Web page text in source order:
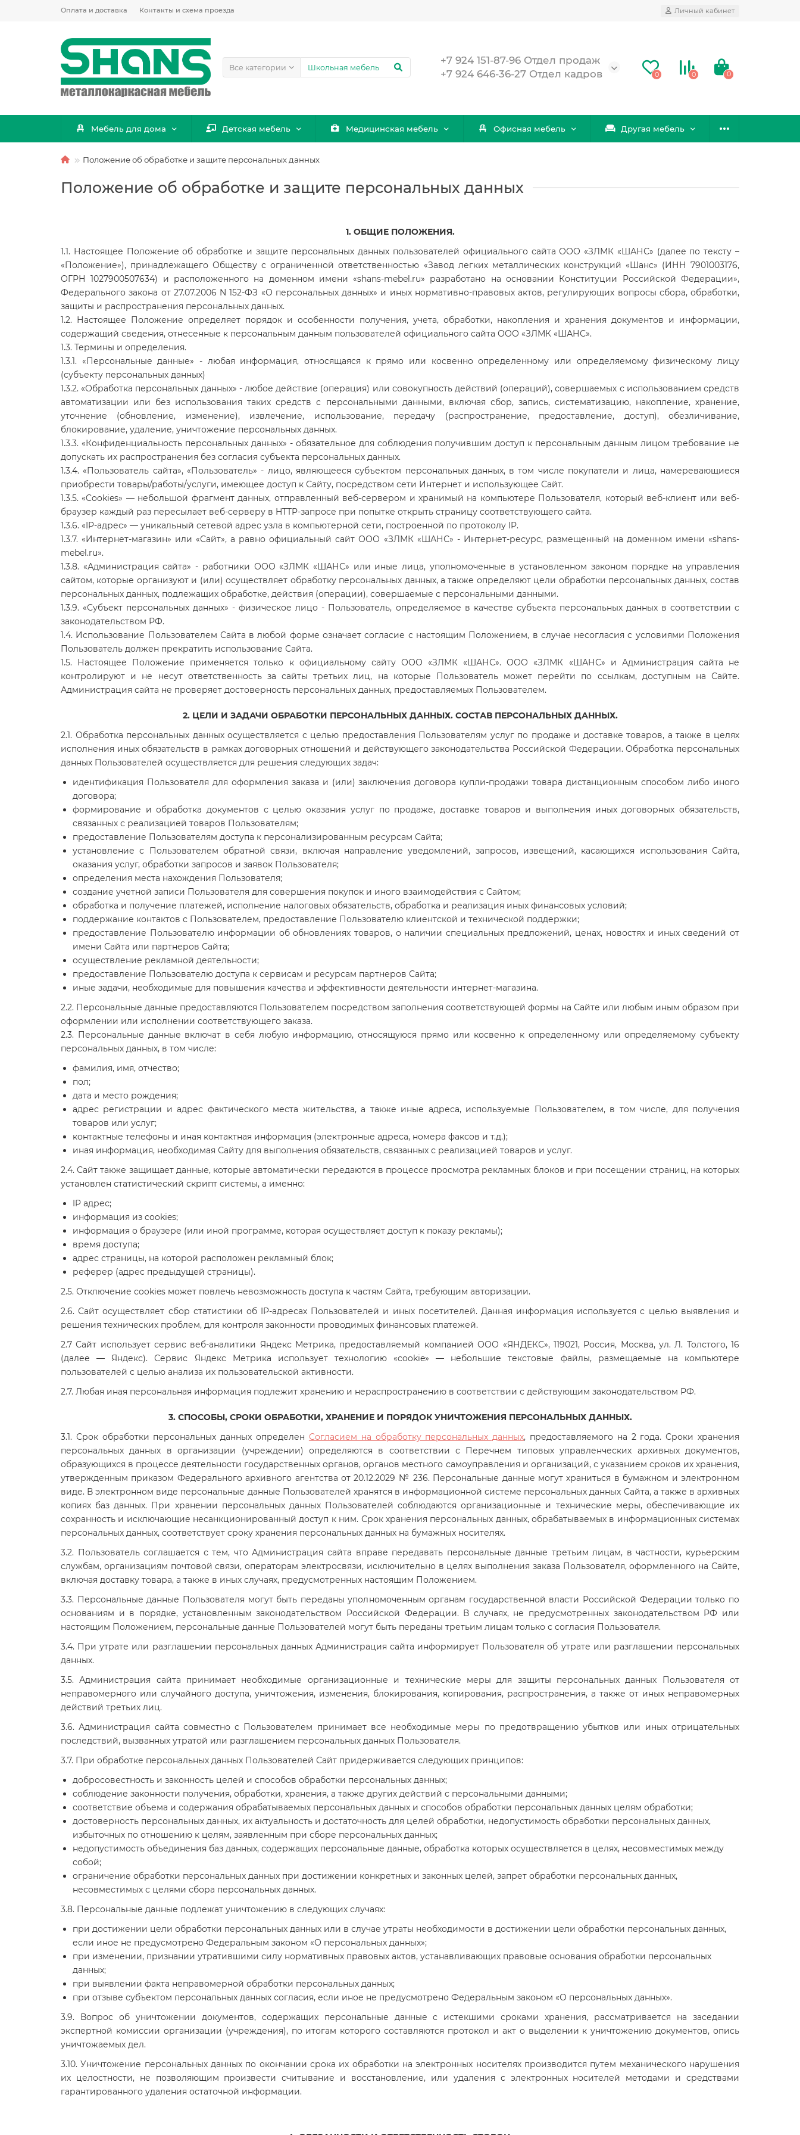
Оплата и доставка Контакты и схема проезда Личный кабинет
Все категории
+7 924 151-87-96 Отдел продаж
+7 924 646-36-27 Отдел кадров
0 0 0
Мебель для дома Детская мебель Медицинская мебель Офисная мебель Другая мебель
Положение об обработке и защите персональных данных
Положение об обработке и защите персональных данных
1. ОБЩИЕ ПОЛОЖЕНИЯ.
1.1. Настоящее Положение об обработке и защите персональных данных пользователей официального сайта ООО «ЗЛМК «ШАНС» (далее по тексту –
«Положение»), принадлежащего Обществу с ограниченной ответственностью «Завод легких металлических конструкций «Шанс» (ИНН 7901003176,
ОГРН 1027900507634) и расположенного на доменном имени «shans-mebel.ru» разработано на основании Конституции Российской Федерации»,
Федерального закона от 27.07.2006 N 152-ФЗ «О персональных данных» и иных нормативно-правовых актов, регулирующих вопросы сбора, обработки,
защиты и распространения персональных данных.
1.2. Настоящее Положение определяет порядок и особенности получения, учета, обработки, накопления и хранения документов и информации,
содержащий сведения, отнесенные к персональным данным пользователей официального сайта ООО «ЗЛМК «ШАНС».
1.3. Термины и определения.
1.3.1. «Персональные данные» - любая информация, относящаяся к прямо или косвенно определенному или определяемому физическому лицу
(субъекту персональных данных)
1.3.2. «Обработка персональных данных» - любое действие (операция) или совокупность действий (операций), совершаемых с использованием средств
автоматизации или без использования таких средств с персональными данными, включая сбор, запись, систематизацию, накопление, хранение,
уточнение (обновление, изменение), извлечение, использование, передачу (распространение, предоставление, доступ), обезличивание,
блокирование, удаление, уничтожение персональных данных.
1.3.3. «Конфиденциальность персональных данных» - обязательное для соблюдения получившим доступ к персональным данным лицом требование не
допускать их распространения без согласия субъекта персональных данных.
1.3.4. «Пользователь сайта», «Пользователь» - лицо, являющееся субъектом персональных данных, в том числе покупатели и лица, намеревающиеся
приобрести товары/работы/услуги, имеющее доступ к Сайту, посредством сети Интернет и использующее Сайт.
1.3.5. «Cookies» — небольшой фрагмент данных, отправленный веб-сервером и хранимый на компьютере Пользователя, который веб-клиент или веб-
браузер каждый раз пересылает веб-серверу в HTTP-запросе при попытке открыть страницу соответствующего сайта.
1.3.6. «IP-адрес» — уникальный сетевой адрес узла в компьютерной сети, построенной по протоколу IP.
1.3.7. «Интернет-магазин» или «Сайт», а равноофициальный сайт ООО «ЗЛМК «ШАНС» - Интернет-ресурс, размещенный на доменном имени «shans-
mebel.ru».
1.3.8. «Администрация сайта» - работники ООО «ЗЛМК «ШАНС» или иные лица, уполномоченные в установленном законом порядке на управления
сайтом, которые организуют и (или) осуществляет обработку персональных данных, а также определяют цели обработки персональных данных, состав
персональных данных, подлежащих обработке, действия (операции), совершаемые с персональными данными.
1.3.9. «Субъект персональных данных» - физическое лицо - Пользователь, определяемое в качестве субъекта персональных данных в соответствии с
законодательством РФ.
1.4. Использование Пользователем Сайта в любой форме означает согласие с настоящим Положением, в случае несогласия с условиями Положения
Пользователь должен прекратить использование Сайта.
1.5. Настоящее Положение применяется только к официальному сайту ООО «ЗЛМК «ШАНС». ООО «ЗЛМК «ШАНС» и Администрация сайта не
контролируют и не несут ответственность за сайты третьих лиц, на которые Пользователь может перейти по ссылкам, доступным на Сайте.
Администрация сайта не проверяет достоверность персональных данных, предоставляемых Пользователем.
2. ЦЕЛИ И ЗАДАЧИ ОБРАБОТКИ ПЕРСОНАЛЬНЫХ ДАННЫХ. СОСТАВ ПЕРСОНАЛЬНЫХ ДАННЫХ.
2.1. Обработка персональных данных осуществляется с целью предоставления Пользователям услуг по продаже и доставке товаров, а также в целях
исполнения иных обязательств в рамках договорных отношений и действующего законодательства Российской Федерации. Обработка персональных
данных Пользователей осуществляется для решения следующих задач:
идентификация Пользователя для оформления заказа и (или) заключения договора купли-продажи товара дистанционным способом либо иного
договора;
формирование и обработка документов с целью оказания услуг по продаже, доставке товаров и выполнения иных договорных обязательств,
связанных с реализацией товаров Пользователям;
предоставление Пользователям доступа к персонализированным ресурсам Сайта;
установление с Пользователем обратной связи, включая направление уведомлений, запросов, извещений, касающихся использования Сайта,
оказания услуг, обработки запросов и заявок Пользователя;
определения места нахождения Пользователя;
создание учетной записи Пользователя для совершения покупок и иного взаимодействия с Сайтом;
обработка и получение платежей, исполнение налоговых обязательств, обработка и реализация иных финансовых условий;
поддержание контактов с Пользователем, предоставление Пользователю клиентской и технической поддержки;
предоставление Пользователю информации об обновлениях товаров, о наличии специальных предложений, ценах, новостях и иных сведений от
имени Сайта или партнеров Сайта;
осуществление рекламной деятельности;
предоставление Пользователю доступа к сервисам и ресурсам партнеров Сайта;
иные задачи, необходимые для повышения качества и эффективности деятельности интернет-магазина.
2.2. Персональные данные предоставляются Пользователем посредством заполнения соответствующей формы на Сайте или любым иным образом при
оформлении или исполнении соответствующего заказа.
2.3. Персональные данные включат в себя любую информацию, относящуюся прямо или косвенно к определенному или определяемому субъекту
персональных данных, в том числе:
фамилия, имя, отчество;
пол;
дата и место рождения;
адрес регистрации и адрес фактического места жительства, а также иные адреса, используемые Пользователем, в том числе, для получения
товаров или услуг;
контактные телефоны и иная контактная информация (электронные адреса, номера факсов и т.д.);
иная информация, необходимая Сайту для выполнения обязательств, связанных с реализацией товаров и услуг.
2.4. Сайт также защищает данные, которые автоматически передаются в процессе просмотра рекламных блоков и при посещении страниц, на которых
установлен статистический скрипт системы, а именно:
IP адрес;
информация из cookies;
информация о браузере (или иной программе, которая осуществляет доступ к показу рекламы);
время доступа;
адрес страницы, на которой расположен рекламный блок;
реферер (адрес предыдущей страницы).
2.5. Отключение cookies может повлечь невозможность доступа к частям Сайта, требующим авторизации.
2.6. Сайт осуществляет сбор статистики об IP-адресах Пользователей и иных посетителей. Данная информация используется с целью выявления и
решения технических проблем, для контроля законности проводимых финансовых платежей.
2.7 Сайт использует сервис веб-аналитики Яндекс Метрика, предоставляемый компанией ООО «ЯНДЕКС», 119021, Россия, Москва, ул. Л. Толстого, 16
(далее — Яндекс). Сервис Яндекс Метрика использует технологию «cookie» — небольшие текстовые файлы, размещаемые на компьютере
пользователей с целью анализа их пользовательской активности.
2.7. Любая иная персональная информация подлежит хранению и нераспространению в соответствии с действующим законодательством РФ.
3. СПОСОБЫ, СРОКИ ОБРАБОТКИ, ХРАНЕНИЕ И ПОРЯДОК УНИЧТОЖЕНИЯ ПЕРСОНАЛЬНЫХ ДАННЫХ.
3.1. Срок обработки персональных данных определен Согласием на обработку персональных данных, предоставляемого на 2 года. Сроки хранения
персональных данных в организации (учреждении) определяются в соответствии с Перечнем типовых управленческих архивных документов,
образующихся в процессе деятельности государственных органов, органов местного самоуправления и организаций, с указанием сроков их хранения,
утвержденным приказом Федерального архивного агентства от 20.12.2029 № 236. Персональные данные могут храниться в бумажном и электронном
виде. В электронном виде персональные данные Пользователей хранятся в информационной системе персональных данных Сайта, а также в архивных
копиях баз данных. При хранении персональных данных Пользователей соблюдаются организационные и технические меры, обеспечивающие их
сохранность и исключающие несанкционированный доступ к ним. Срок хранения персональных данных, обрабатываемых в информационных системах
персональных данных, соответствует сроку хранения персональных данных на бумажных носителях.
3.2. Пользователь соглашается с тем, что Администрация сайта вправе передавать персональные данные третьим лицам, в частности, курьерским
службам, организациям почтовой связи, операторам электросвязи, исключительно в целях выполнения заказа Пользователя, оформленного на Сайте,
включая доставку товара, а также в иных случаях, предусмотренных настоящим Положением.
3.3. Персональные данные Пользователя могут быть переданы уполномоченным органам государственной власти Российской Федерации только по
основаниям и в порядке, установленным законодательством Российской Федерации. В случаях, не предусмотренных законодательством РФ или
настоящим Положением, персональные данные Пользователей могут быть переданы третьим лицам только с согласия Пользователя.
3.4. При утрате или разглашении персональных данных Администрация сайта информирует Пользователя об утрате или разглашении персональных
данных.
3.5. Администрация сайта принимает необходимые организационные и технические меры для защиты персональных данных Пользователя от
неправомерного или случайного доступа, уничтожения, изменения, блокирования, копирования, распространения, а также от иных неправомерных
действий третьих лиц.
3.6. Администрация сайта совместно с Пользователем принимает все необходимые меры по предотвращению убытков или иных отрицательных
последствий, вызванных утратой или разглашением персональных данных Пользователя.
3.7. При обработке персональных данных Пользователей Сайт придерживается следующих принципов:
добросовестность и законность целей и способов обработки персональных данных;
соблюдение законности получения, обработки, хранения, а также других действий с персональными данными;
соответствие объема и содержания обрабатываемых персональных данных и способов обработки персональных данных целям обработки;
достоверность персональных данных, их актуальность и достаточность для целей обработки, недопустимость обработки персональных данных,
избыточных по отношению к целям, заявленным при сборе персональных данных;
недопустимость объединения баз данных, содержащих персональные данные, обработка которых осуществляется в целях, несовместимых между
собой;
ограничение обработки персональных данных при достижении конкретных и законных целей, запрет обработки персональных данных,
несовместимых с целями сбора персональных данных.
3.8. Персональные данные подлежат уничтожению в следующих случаях:
при достижении цели обработки персональных данных или в случае утраты необходимости в достижении цели обработки персональных данных,
если иное не предусмотрено Федеральным законом «О персональных данных»;
при изменении, признании утратившими силу нормативных правовых актов, устанавливающих правовые основания обработки персональных
данных;
при выявлении факта неправомерной обработки персональных данных;
при отзыве субъектом персональных данных согласия, если иное не предусмотрено Федеральным законом «О персональных данных».
3.9. Вопрос об уничтожении документов, содержащих персональные данные с истекшими сроками хранения, рассматривается на заседании
экспертной комиссии организации (учреждения), по итогам которого составляются протокол и акт о выделении к уничтожению документов, опись
уничтожаемых дел.
3.10. Уничтожение персональных данных по окончании срока их обработки на электронных носителях производится путем механического нарушения
их целостности, не позволяющим произвести считывание и восстановление, или удаления с электронных носителей методами и средствами
гарантированного удаления остаточной информации.